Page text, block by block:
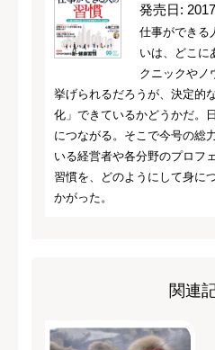
発売日:
仕事ができる
いは、どこに
クニックやノ
挙げられるだろうが、決定的
化」できているかどうかだ。
につながる。そこで今号の総
いる経営者や各分野のプロフ
習慣を、どのようにして身に
かがった。
関連